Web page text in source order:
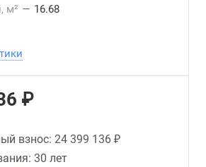
м² — 16.68
₽
взнос: 24 399 136 ₽
30 лет